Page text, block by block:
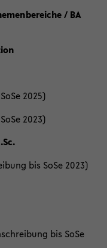
/ BA
2025)
2023)
bis SoSe 2023)
bis SoSe